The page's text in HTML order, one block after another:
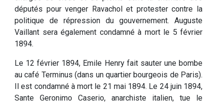
députés pour venger Ravachol et protester contre la
politique de répression du gouvernement. Auguste
Vaillant sera également condamné à mort le 5 février
1894.
Le 12 février 1894, Emile Henry fait sauter une bombe
au café Terminus (dans un quartier bourgeois de Paris).
Il est condamné à mort le 21 mai 1894. Le 24 juin 1894,
Sante Geronimo Caserio, anarchiste italien, tue le